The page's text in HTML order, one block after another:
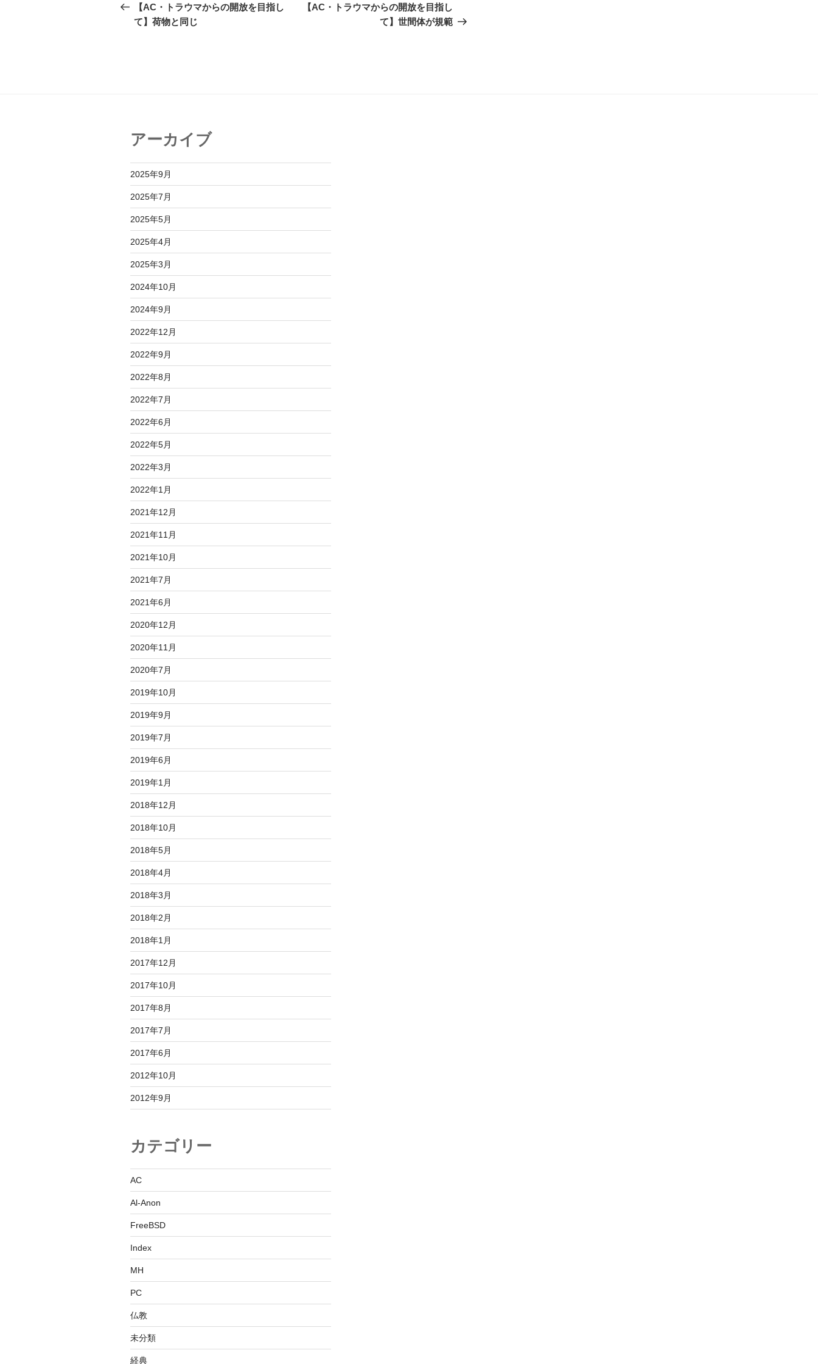
稿
ナ
ョ
ン
の
投
【AC・トラウマからの開放を目指し
て】荷物と同じ
投
【AC・トラウマからの開放を目指し
て】世間体が規範
アーカイブ
2025年9月
2025年7月
2025年5月
2025年4月
2025年3月
2024年10月
2024年9月
2022年12月
2022年9月
2022年8月
2022年7月
2022年6月
2022年5月
2022年3月
2022年1月
2021年12月
2021年11月
2021年10月
2021年7月
2021年6月
2020年12月
2020年11月
2020年7月
2019年10月
2019年9月
2019年7月
2019年6月
2019年1月
2018年12月
2018年10月
2018年5月
2018年4月
2018年3月
2018年2月
2018年1月
2017年12月
2017年10月
2017年8月
2017年7月
2017年6月
2012年10月
2012年9月
カテゴリー
AC
Al-Anon
FreeBSD
Index
MH
PC
仏教
未分類
経典